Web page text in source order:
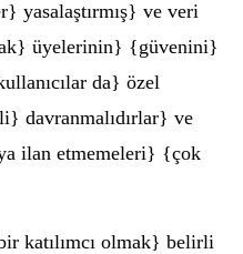
yasalaştırmış} ve veri
üyelerinin} {güvenini}
da} özel
davranmalıdırlar} ve
ilan etmemeleri} {çok
katılımcı olmak} belirli